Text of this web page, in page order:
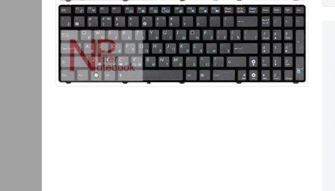
Блок питания для ноутбука
Asus N71V
1280.00 руб.
1120.00 руб.